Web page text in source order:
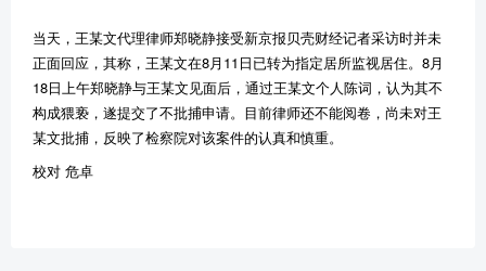
当天，王某文代理律师郑晓静接受新京报贝壳财经记者采访时并未
正面回应，其称，王某文在8月11日已转为指定居所监视居住。8月
18日上午郑晓静与王某文见面后，通过王某文个人陈词，认为其不
构成猥亵，遂提交了不批捕申请。目前律师还不能阅卷，尚未对王
某文批捕，反映了检察院对该案件的认真和慎重。
校对 危卓